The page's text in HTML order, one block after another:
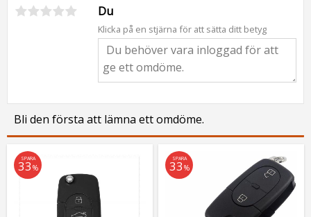
Du
Klicka på en stjärna för att sätta ditt betyg
Bli den första att lämna ett omdöme.
SPARA
33 %
SPARA
33 %